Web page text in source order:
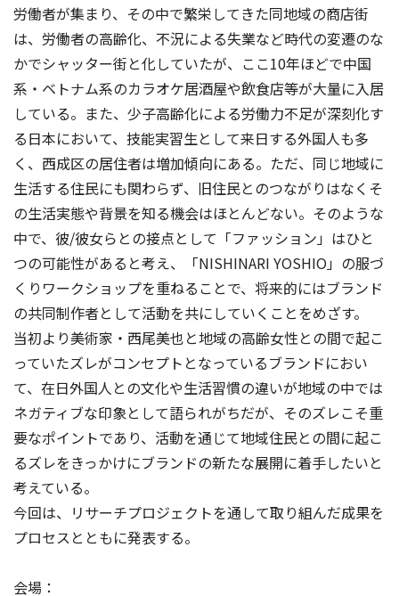
労働者が集まり、その中で繁栄してきた同地域の商店街
は、労働者の高齢化、不況による失業など時代の変遷のな
かでシャッター街と化していたが、ここ10年ほどで中国
系・ベトナム系のカラオケ居酒屋や飲食店等が大量に入居
している。また、少子高齢化による労働力不足が深刻化す
る日本において、技能実習生として来日する外国人も多
く、西成区の居住者は増加傾向にある。ただ、同じ地域に
生活する住民にも関わらず、旧住民とのつながりはなくそ
の生活実態や背景を知る機会はほとんどない。そのような
中で、彼/彼女らとの接点として「ファッション」はひと
つの可能性があると考え、「NISHINARI YOSHIO」の服づ
くりワークショップを重ねることで、将来的にはブランド
の共同制作者として活動を共にしていくことをめざす。
当初より美術家・西尾美也と地域の高齢女性との間で起こ
っていたズレがコンセプトとなっているブランドにおい
て、在日外国人との文化や生活習慣の違いが地域の中では
ネガティブな印象として語られがちだが、そのズレこそ重
要なポイントであり、活動を通じて地域住民との間に起こ
るズレをきっかけにブランドの新たな展開に着手したいと
考えている。
今回は、リサーチプロジェクトを通して取り組んだ成果を
プロセスとともに発表する。
会場：